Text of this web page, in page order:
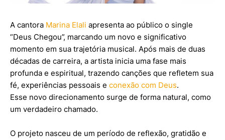
A cantora Marina Elali apresenta ao público o single
“Deus Chegou”, marcando um novo e significativo
momento em sua trajetória musical. Após mais de duas
décadas de carreira, a artista inicia uma fase mais
profunda e espiritual, trazendo canções que refletem sua
fé, experiências pessoais e conexão com Deus.
Esse novo direcionamento surge de forma natural, como
um verdadeiro chamado.
O projeto nasceu de um período de reflexão, gratidão e